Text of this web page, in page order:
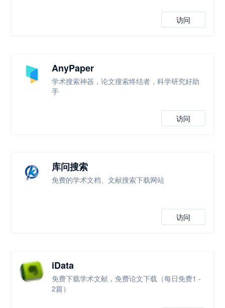
访问
AnyPaper
学术搜索神器，论文搜索终结者，科学研究好助
手
访问
库问搜索
免费的学术文档、文献搜索下载网站
访问
iData
免费下载学术文献，免费论文下载（每日免费1 -
2篇）